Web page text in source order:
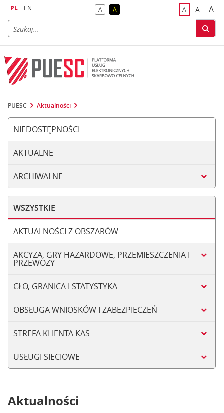
PL EN Akontrast domyślny
Akontrast żółty tekst na czarnym tle
Adomyślna
A A
PUESC Aktualności
NIEDOSTĘPNOŚCI
AKTUALNE
ARCHIWALNE
WSZYSTKIE
AKTUALNOŚCI Z OBSZARÓW
AKCYZA, GRY HAZARDOWE, PRZEMIESZCZENIA I
PRZEWOZY
CŁO, GRANICA I STATYSTYKA
OBSŁUGA WNIOSKÓW I ZABEZPIECZEŃ
STREFA KLIENTA KAS
USŁUGI SIECIOWE
Aktualności